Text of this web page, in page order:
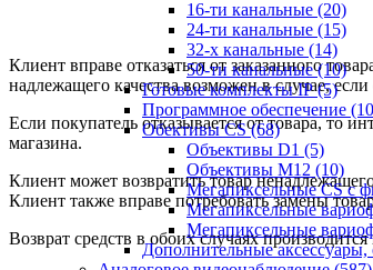
16-ти канальные (20)
24-ти канальные (15)
32-х канальные (14)
50-ти канальные(10)
Готовые комплекты IP(5)
Программное обеспечение
Обективы CS(68)
Объективы D1 (5)
Объективы M12 (10)
Мегапиксельные CS c
Мегапиксельные
Мегапиксельные
Дополнительные
Клиент вправе отказаться от заказанного
надлежащего качества возможен в случае,
Если покупатель отказывается от товара, то
магазина.
Клиент может возвратить товар
Клиент также вправе потребовать замены
Возврат средств в обоих случаях